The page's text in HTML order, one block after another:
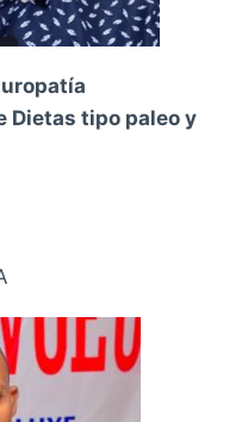
Dietas tipo paleo y